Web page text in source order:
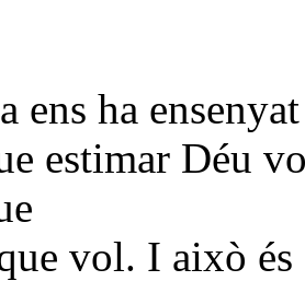
ens ha
estimar Déu
vol. I això